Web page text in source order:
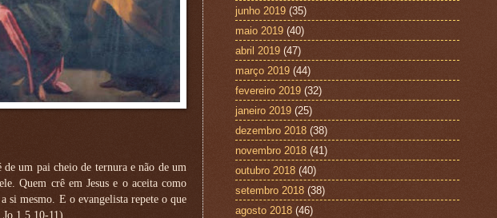
de um pai cheio de ternura e não de um
Quem crê em Jesus e o aceita como
si mesmo. E o evangelista repete o que
1,5.10-11).
junho 2019 (35)
maio 2019 (40)
abril 2019 (47)
março 2019 (44)
fevereiro 2019 (32)
janeiro 2019 (25)
dezembro 2018 (38)
novembro 2018 (41)
outubro 2018 (40)
setembro 2018 (38)
agosto 2018 (46)